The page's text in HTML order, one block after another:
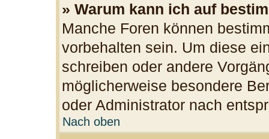
» Warum kann ich auf
Manche Foren können
vorbehalten sein. Um diese
schreiben oder andere
möglicherweise besondere
oder Administrator nach
Nach oben